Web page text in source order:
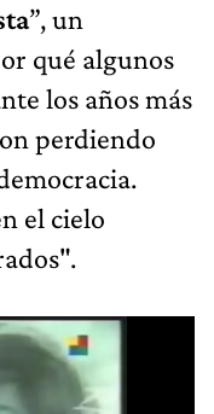
”, un
qué algunos
los años más
perdiendo
el cielo